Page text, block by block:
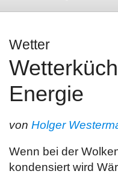
Wetter
Energie
von Holger
Wenn bei der
kondensiert wird